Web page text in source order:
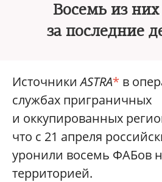
Восемь из
за последние
ИсточникиASTRA* в
службах приграничных
и оккупированных
что с 21 апреля
уронили восемь ФАБов
территорией.